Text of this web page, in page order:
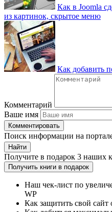
Как в Joomla
из картинок, скрытое меню
Как добавить
Комментарий
Ваше имя
Комментировать
Поиск информации на
Найти
Получите в подарок 3 наших
Получить книги в подарок
Наш чек-лист по
WP
Как защитить свой